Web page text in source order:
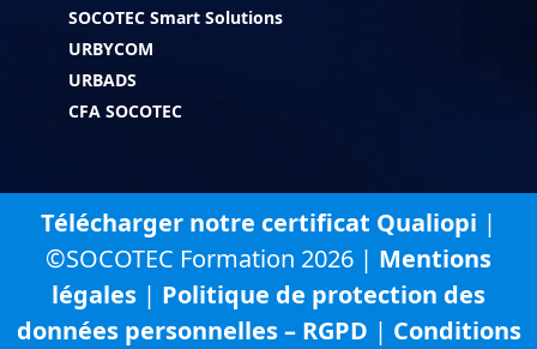
SOCOTEC Smart Solutions
URBYCOM
URBADS
CFA SOCOTEC
Télécharger notre certificat Qualiopi |
©SOCOTEC Formation 2026 | Mentions
légales | Politique de protection des
données personnelles – RGPD | Conditions